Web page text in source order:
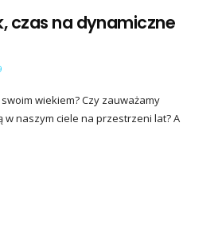
czas na dynamiczne
wiekiem? Czy zauważamy
w naszym ciele na przestrzeni lat? A